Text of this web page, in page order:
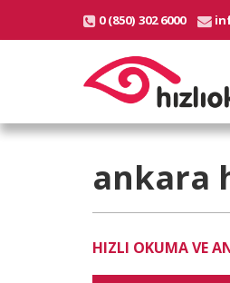
0 (850) 302 6000
ankara
HIZLI OKUMA VE